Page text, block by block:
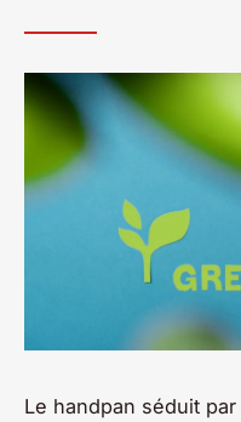
Le handpan séduit